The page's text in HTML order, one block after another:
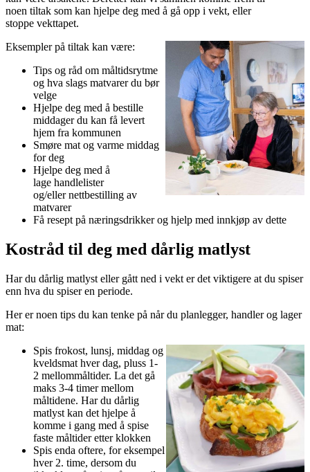
noen tiltak som kan hjelpe deg med å gå opp i vekt, eller
stoppe vekttapet.
Eksempler på tiltak kan være:
Tips og råd om måltidsrytme
og hva slags matvarer du bør
velge
Hjelpe deg med å bestille
middager du kan få levert
hjem fra kommunen
Smøre mat og varme middag
for deg
Hjelpe deg med å
lage handlelister
og/eller nettbestilling av
matvarer
Få resept på næringsdrikker og hjelp med innkjøp av dette
Kostråd til deg med dårlig matlyst
Har du dårlig matlyst eller gått ned i vekt er det viktigere at du spiser
enn hva du spiser en periode.
Her er noen tips du kan tenke på når du planlegger, handler og lager
mat:
Spis frokost, lunsj, middag og
kveldsmat hver dag, pluss 1-
2 mellommåltider. La det gå
maks 3-4 timer mellom
måltidene. Har du dårlig
matlyst kan det hjelpe å
komme i gang med å spise
faste måltider etter klokken
Spis enda oftere, for eksempel
hver 2. time, dersom du